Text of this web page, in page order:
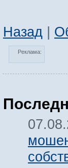
Назад |
Реклама: